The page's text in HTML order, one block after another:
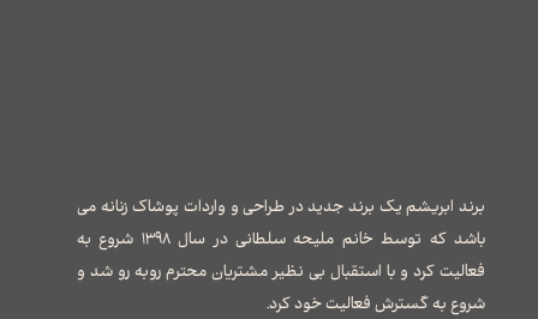
برند ابریشم یک برند جدید در طراحی و واردات پوشاک زنانه می
باشد که توسط خانم ملیحه سلطانی در سال ۱۳۹۸ شروع به
فعالیت کرد و با استقبال بی نظیر مشتریان محترم روبه رو شد و
شروع به گسترش فعالیت خود کرد.